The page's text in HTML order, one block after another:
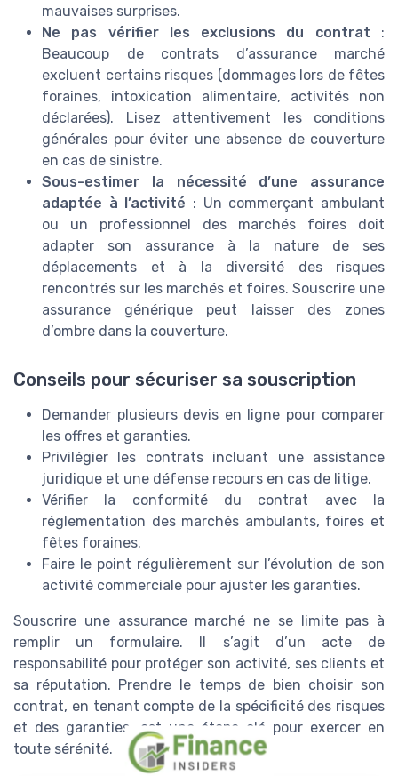
mauvaises surprises.
Ne pas vérifier les exclusions du contrat :
Beaucoup de contrats d’assurance marché
excluent certains risques (dommages lors de fêtes
foraines, intoxication alimentaire, activités non
déclarées). Lisez attentivement les conditions
générales pour éviter une absence de couverture
en cas de sinistre.
Sous-estimer la nécessité d’une assurance
adaptée à l’activité : Un commerçant ambulant
ou un professionnel des marchés foires doit
adapter son assurance à la nature de ses
déplacements et à la diversité des risques
rencontrés sur les marchés et foires. Souscrire une
assurance générique peut laisser des zones
d’ombre dans la couverture.
Conseils pour sécuriser sa souscription
Demander plusieurs devis en ligne pour comparer
les offres et garanties.
Privilégier les contrats incluant une assistance
juridique et une défense recours en cas de litige.
Vérifier la conformité du contrat avec la
réglementation des marchés ambulants, foires et
fêtes foraines.
Faire le point régulièrement sur l’évolution de son
activité commerciale pour ajuster les garanties.
Souscrire une assurance marché ne se limite pas à
remplir un formulaire. Il s’agit d’un acte de
responsabilité pour protéger son activité, ses clients et
sa réputation. Prendre le temps de bien choisir son
contrat, en tenant compte de la spécificité des risques
et des garanties, est une étape clé pour exercer en
toute sérénité.